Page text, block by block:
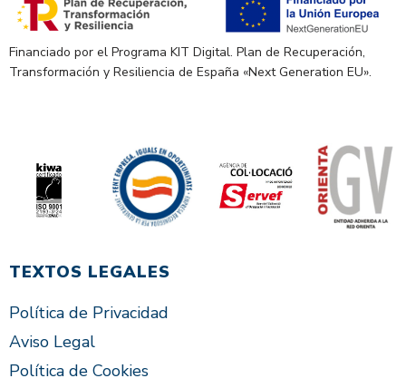
Financiado por el Programa KIT Digital. Plan de Recuperación,
Transformación y Resiliencia de España «Next Generation EU».
TEXTOS LEGALES
Política de Privacidad
Aviso Legal
Política de Cookies